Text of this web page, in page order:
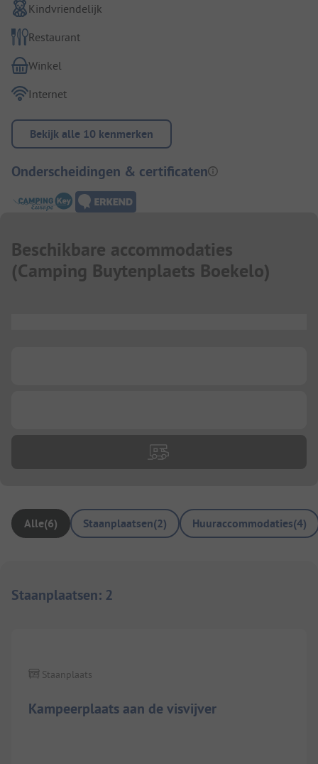
Kindvriendelijk
Restaurant
Winkel
Internet
Bekijk alle 10 kenmerken
Onderscheidingen & certificaten
Beschikbare accommodaties
(Camping Buytenplaets Boekelo)
Alle(6) Staanplaatsen(2) Huuraccommodaties(4)
Staanplaatsen: 2
Kampeerplaats aan de visvijver
Staanplaats